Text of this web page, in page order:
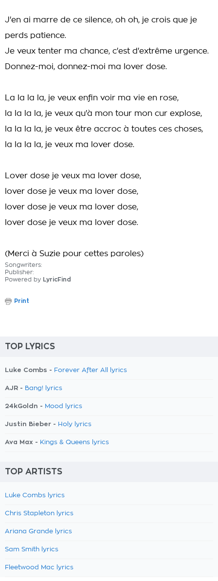
J'en ai marre de ce silence, oh oh, je crois que je
perds patience.
Je veux tenter ma chance, c'est d'extrême urgence.
Donnez-moi, donnez-moi ma lover dose.
La la la la, je veux enfin voir ma vie en rose,
la la la la, je veux qu'à mon tour mon cur explose,
la la la la, je veux être accroc à toutes ces choses,
la la la la, je veux ma lover dose.
Lover dose je veux ma lover dose,
lover dose je veux ma lover dose,
lover dose je veux ma lover dose,
lover dose je veux ma lover dose.
(Merci à Suzie pour cettes paroles)
Songwriters:
Publisher:
Powered by LyricFind
Print
TOP LYRICS
Luke Combs - Forever After All lyrics
AJR - Bang! lyrics
24kGoldn - Mood lyrics
Justin Bieber - Holy lyrics
Ava Max - Kings & Queens lyrics
TOP ARTISTS
Luke Combs lyrics
Chris Stapleton lyrics
Ariana Grande lyrics
Sam Smith lyrics
Fleetwood Mac lyrics